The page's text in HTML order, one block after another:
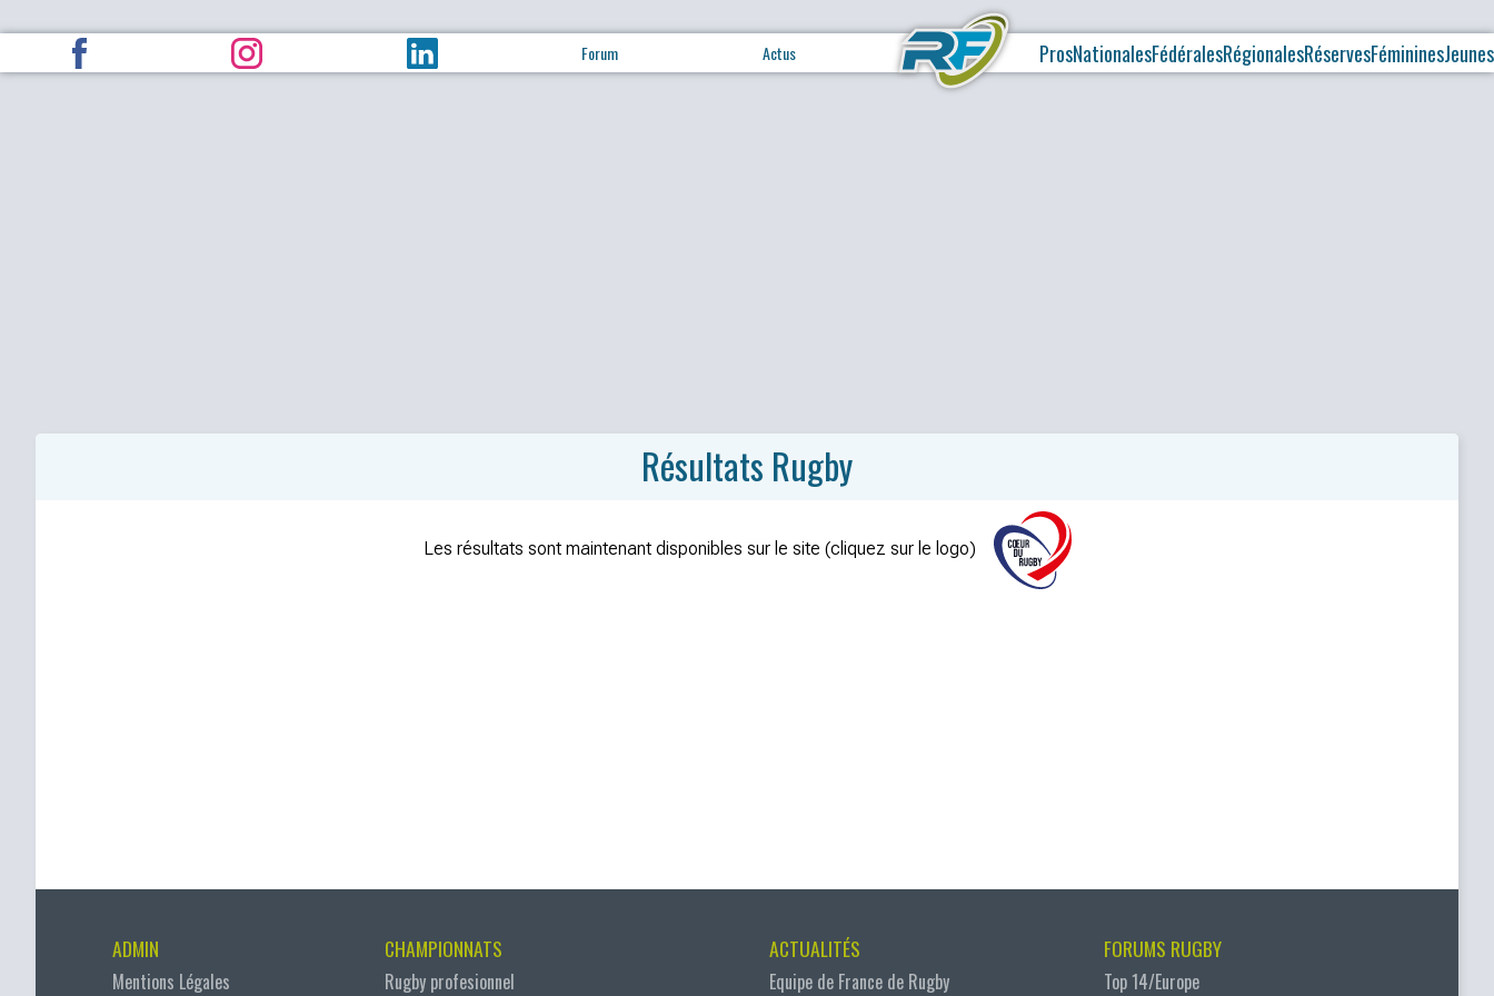
Forum Actus ProsNationalesFédéralesRégionalesRéservesFémininesJeunes
Résultats Rugby
Les résultats sont maintenant disponibles sur le site (cliquez sur le logo)
ADMIN
Mentions Légales
CHAMPIONNATS
Rugby profesionnel
ACTUALITÉS
Equipe de France de Rugby
FORUMS RUGBY
Top 14/Europe